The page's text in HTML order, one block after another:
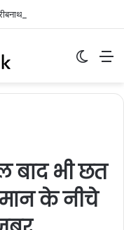
बाद भी छत
के नीचे